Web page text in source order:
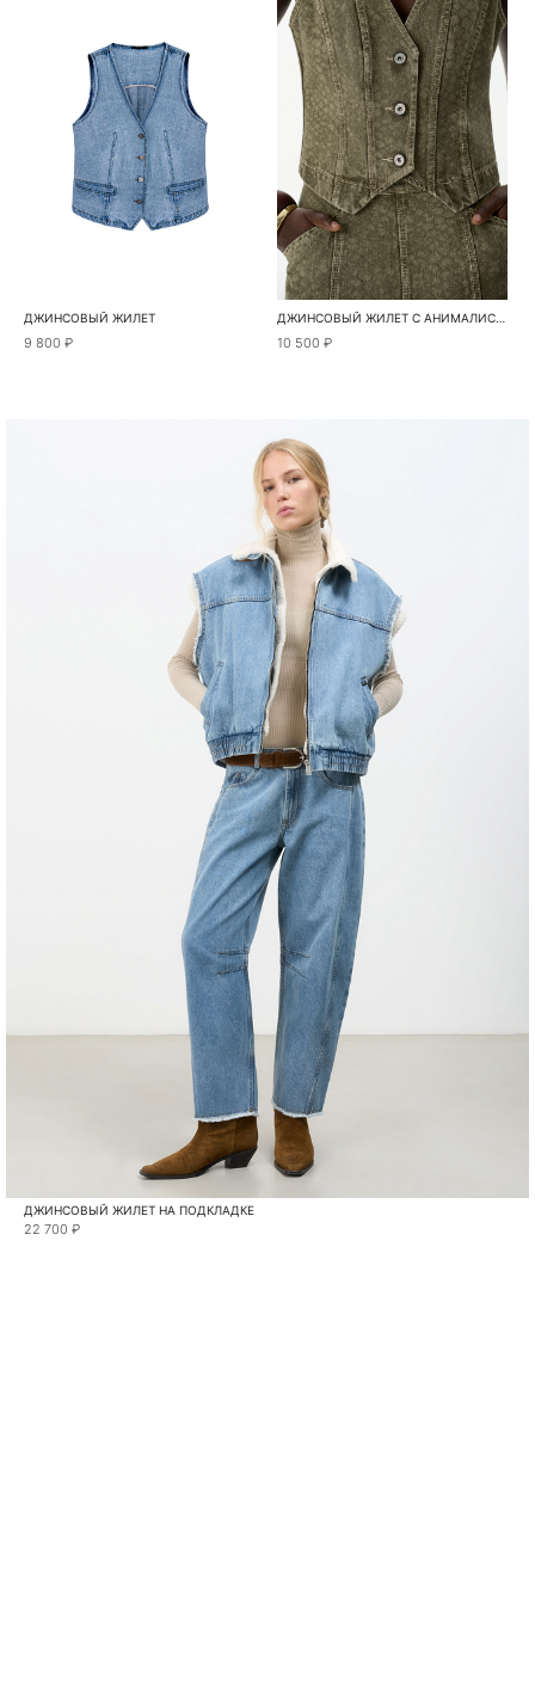
ДЖИНСОВЫЙ ЖИЛЕТ
9 800 ₽
ДЖИНСОВЫЙ ЖИЛЕТ С АНИМАЛИСТИЧНЫМ ПРИНТОМ
10 500 ₽
ДЖИНСОВЫЙ ЖИЛЕТ НА ПОДКЛАДКЕ
22 700 ₽